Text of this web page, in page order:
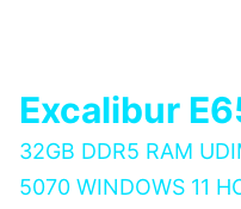
Excalibur
32GB DDR5 RAM
5070 WINDOWS 11